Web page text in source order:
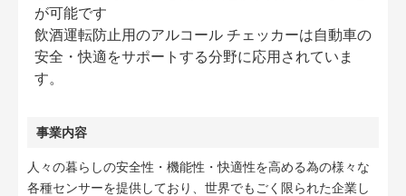
が可能です
飲酒運転防止用のアルコール チェッカーは自動車の
安全・快適をサポートする分野に応用されていま
す。
事業内容
人々の暮らしの安全性・機能性・快適性を高める為の様々な
各種センサーを提供しており、世界でもごく限られた企業し